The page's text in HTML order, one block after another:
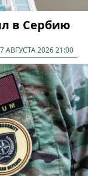
в Сербию
АВГУСТА 2026 21:00